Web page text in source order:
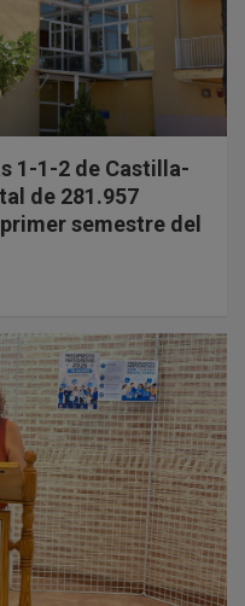
1-1-2 de Castilla-
de 281.957
semestre del